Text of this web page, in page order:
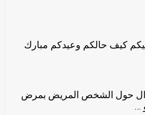
كيف حالكم وعيدكم مبارك
حول الشخص المريض بمرض
…